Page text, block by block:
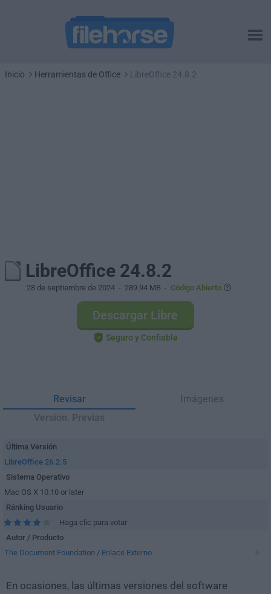
Inicio Herramientas de Office LibreOffice 24.8.2
LibreOffice 24.8.2
28 de septiembre de 2024 - 289.94 MB - Código Abierto
Descargar Libre
Seguro y Confiable
Revisar
Imágenes
Version. Previas
Última Versión
LibreOffice 26.2.5
Sistema Operativo
Mac OS X 10.10 or later
Ránking Usuario
Haga clic para votar
Autor / Producto
The Document Foundation / Enlace Externo
En ocasiones, las últimas versiones del software